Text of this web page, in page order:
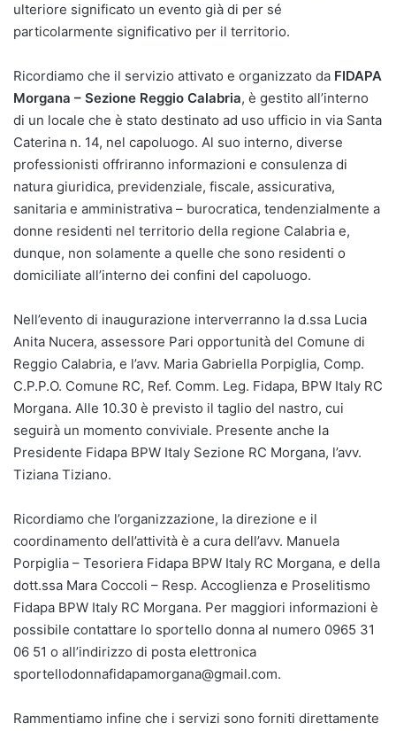
ulteriore significato un evento già di per sé
particolarmente significativo per il territorio.
Ricordiamo che il servizio attivato e organizzato da FIDAPA
Morgana – Sezione Reggio Calabria, è gestito all’interno
di un locale che è stato destinato ad uso ufficio in via Santa
Caterina n. 14, nel capoluogo. Al suo interno, diverse
professionisti offriranno informazioni e consulenza di
natura giuridica, previdenziale, fiscale, assicurativa,
sanitaria e amministrativa – burocratica, tendenzialmente a
donne residenti nel territorio della regione Calabria e,
dunque, non solamente a quelle che sono residenti o
domiciliate all’interno dei confini del capoluogo.
Nell’evento di inaugurazione interverranno la d.ssa Lucia
Anita Nucera, assessore Pari opportunità del Comune di
Reggio Calabria, e l’avv. Maria Gabriella Porpiglia, Comp.
C.P.P.O. Comune RC, Ref. Comm. Leg. Fidapa, BPW Italy RC
Morgana. Alle 10.30 è previsto il taglio del nastro, cui
seguirà un momento conviviale. Presente anche la
Presidente Fidapa BPW Italy Sezione RC Morgana, l’avv.
Tiziana Tiziano.
Ricordiamo che l’organizzazione, la direzione e il
coordinamento dell’attività è a cura dell’avv. Manuela
Porpiglia – Tesoriera Fidapa BPW Italy RC Morgana, e della
dott.ssa Mara Coccoli – Resp. Accoglienza e Proselitismo
Fidapa BPW Italy RC Morgana. Per maggiori informazioni è
possibile contattare lo sportello donna al numero 0965 31
06 51 o all’indirizzo di posta elettronica
sportellodonnafidapamorgana@gmail.com.
Rammentiamo infine che i servizi sono forniti direttamente